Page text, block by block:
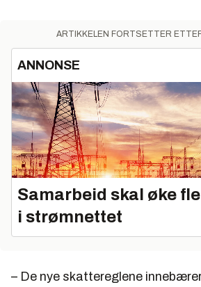
ARTIKKELEN FORTSETTER
ANNONSE
Samarbeid skal øke
i strømnettet
– De nye skattereglene